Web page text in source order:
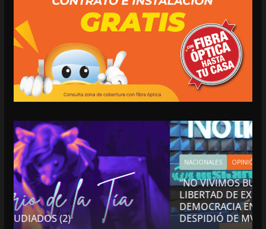
NACIONALES OPINIÓN
“NO VIVIMOS BUENOS TIEMPOS PARA LA
LIBERTAD DE EXPRESIÓN NI PARA LA
DEMOCRACIA EN MÉXICO”: LUIS CÁRDENAS; SE
DESPIDIÓ DE MVS